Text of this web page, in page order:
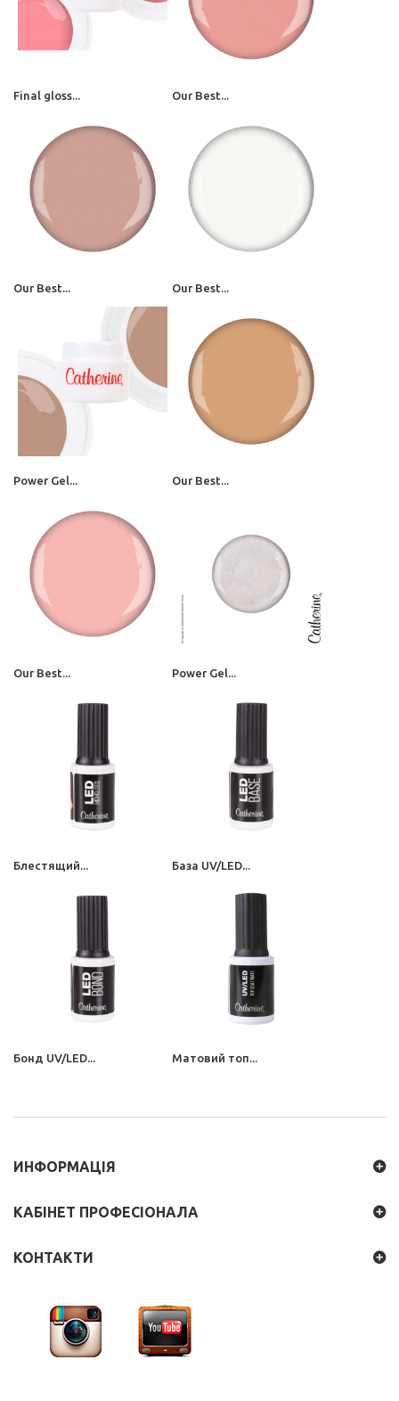
Final gloss... Our Best...
Our Best... Our Best...
Power Gel... Our Best...
Our Best... Power Gel...
Блестящий... База UV/LED...
Бонд UV/LED... Матовий топ...
ИНФОРМАЦІЯ
КАБІНЕТ ПРОФЕСІОНАЛА
КОНТАКТИ